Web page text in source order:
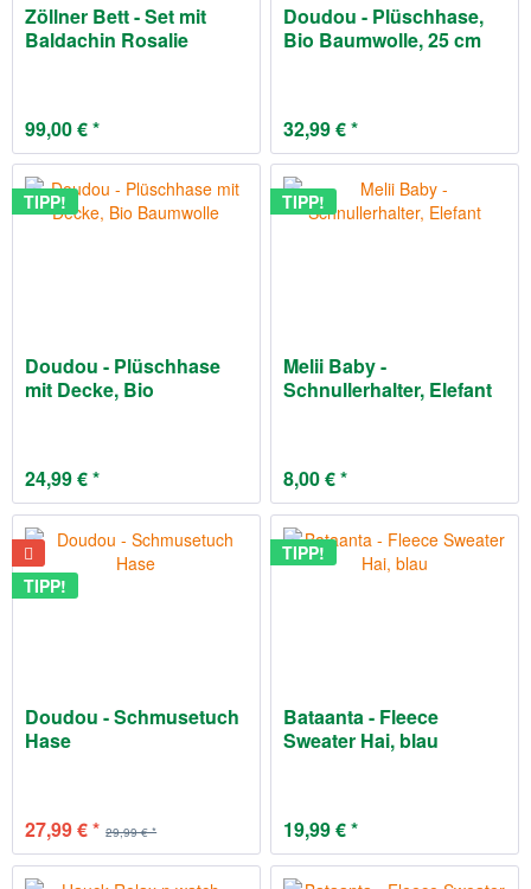
Zöllner Bett - Set mit
Baldachin Rosalie
99,00 € *
Doudou - Plüschhase,
Bio Baumwolle, 25 cm
32,99 € *
TIPP!
Doudou - Plüschhase
mit Decke, Bio
24,99 € *
TIPP!
Melii Baby -
Schnullerhalter, Elefant
8,00 € *
TIPP!
Doudou - Schmusetuch
Hase
29,99 € *
27,99 € *
TIPP!
Bataanta - Fleece
Sweater Hai, blau
19,99 € *